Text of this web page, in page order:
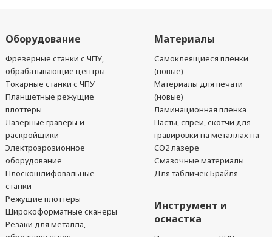
Оборудование
Фрезерные станки с ЧПУ,
обрабатывающие центры
Токарные станки с ЧПУ
Планшетные режущие
плоттеры
Лазерные гравёры и
раскройщики
Электроэрозионное
оборудование
Плоскошлифовальные
станки
Режущие плоттеры
Широкоформатные сканеры
Резаки для металла,
Материалы
Самоклеящиеся пленки
(новые)
Материалы для печати
(новые)
Ламинационная пленка
Пасты, спреи, скотчи для
гравировки на металлах на
CO2 лазере
Смазочные материалы
Для табличек Брайля
Инструмент и
оснастка